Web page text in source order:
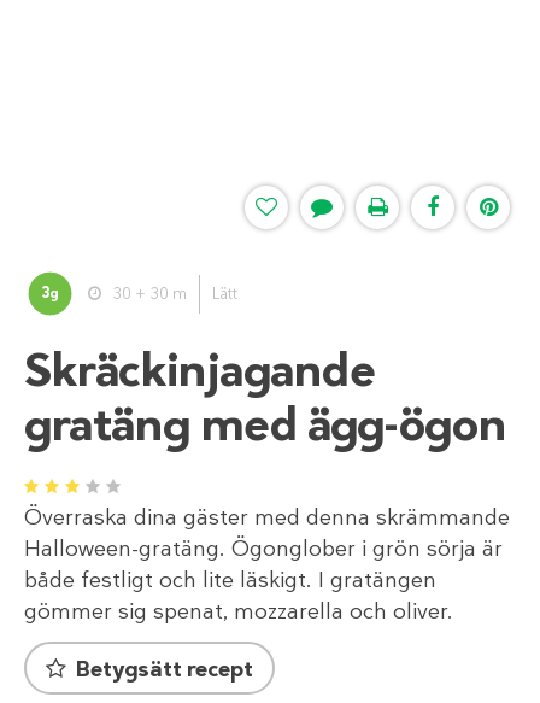
3g 30 + 30 m Lätt
Skräckinjagande
gratäng med ägg-ögon
1 2 3 4 5
Överraska dina gäster med denna skrämmande
Halloween-gratäng. Ögonglober i grön sörja är
både festligt och lite läskigt. I gratängen
gömmer sig spenat, mozzarella och oliver.
Betygsätt recept